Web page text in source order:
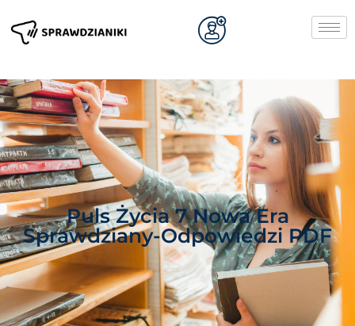
Puls Życia 7 Nowa Era
Sprawdziany-Odpowiedzi PDF